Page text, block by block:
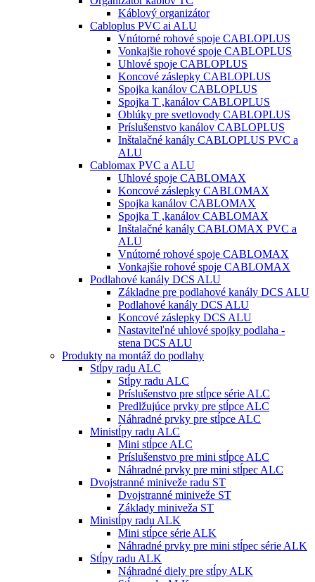
Káblový organizátor
Cabloplus PVC ai ALU
Vnútorné rohové spoje CABLOPLUS
Vonkajšie rohové spoje CABLOPLUS
Uhlové spoje CABLOPLUS
Koncové záslepky CABLOPLUS
Spojka kanálov CABLOPLUS
Spojka T ,kanálov CABLOPLUS
Oblúky pre svetlovody CABLOPLUS
Príslušenstvo kanálov CABLOPLUS
Inštalačné kanály CABLOPLUS PVC a
ALU
Cablomax PVC a ALU
Uhlové spoje CABLOMAX
Koncové záslepky CABLOMAX
Spojka kanálov CABLOMAX
Spojka T ,kanálov CABLOMAX
Inštalačné kanály CABLOMAX PVC a
ALU
Vnútorné rohové spoje CABLOMAX
Vonkajšie rohové spoje CABLOMAX
Podlahové kanály DCS ALU
Základne pre podlahové kanály DCS ALU
Podlahové kanály DCS ALU
Koncové záslepky DCS ALU
Nastaviteľné uhlové spojky podlaha -
stena DCS ALU
Produkty na montáž do podlahy
Stĺpy radu ALC
Stĺpy radu ALC
Príslušenstvo pre stĺpce série ALC
Predlžujúce prvky pre stĺpce ALC
Náhradné prvky pre stĺpce ALC
Ministĺpy radu ALC
Mini stĺpce ALC
Príslušenstvo pre mini stĺpce ALC
Náhradné prvky pre mini stĺpec ALC
Dvojstranné miniveže radu ST
Dvojstranné miniveže ST
Základy miniveža ST
Ministĺpy radu ALK
Mini stĺpce série ALK
Náhradné prvky pre mini stĺpec série ALK
Stĺpy radu ALK
Náhradné diely pre stĺpy ALK